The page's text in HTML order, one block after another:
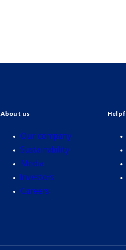
About us
Our company
Sustainability
Media
Investors
Careers